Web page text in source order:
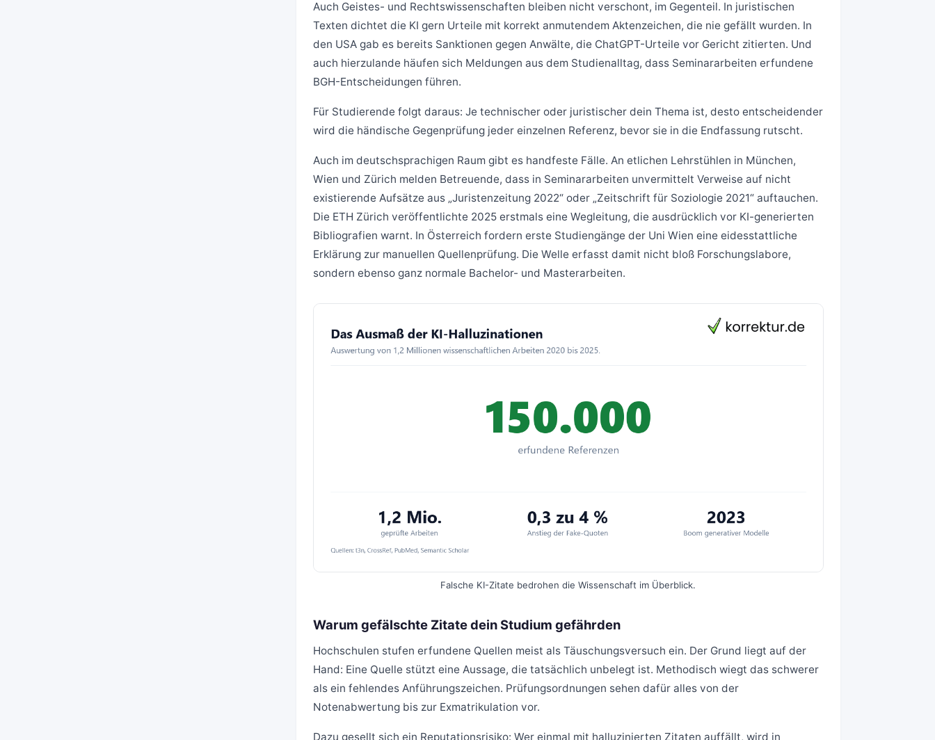
Auch Geistes- und Rechtswissenschaften bleiben nicht verschont, im Gegenteil. In juristischen
Texten dichtet die KI gern Urteile mit korrekt anmutendem Aktenzeichen, die nie gefällt wurden. In
den USA gab es bereits Sanktionen gegen Anwälte, die ChatGPT-Urteile vor Gericht zitierten. Und
auch hierzulande häufen sich Meldungen aus dem Studienalltag, dass Seminararbeiten erfundene
BGH-Entscheidungen führen.
Für Studierende folgt daraus: Je technischer oder juristischer dein Thema ist, desto entscheidender
wird die händische Gegenprüfung jeder einzelnen Referenz, bevor sie in die Endfassung rutscht.
Auch im deutschsprachigen Raum gibt es handfeste Fälle. An etlichen Lehrstühlen in München,
Wien und Zürich melden Betreuende, dass in Seminararbeiten unvermittelt Verweise auf nicht
existierende Aufsätze aus „Juristenzeitung 2022“ oder „Zeitschrift für Soziologie 2021“ auftauchen.
Die ETH Zürich veröffentlichte 2025 erstmals eine Wegleitung, die ausdrücklich vor KI-generierten
Bibliografien warnt. In Österreich fordern erste Studiengänge der Uni Wien eine eidesstattliche
Erklärung zur manuellen Quellenprüfung. Die Welle erfasst damit nicht bloß Forschungslabore,
sondern ebenso ganz normale Bachelor- und Masterarbeiten.
Falsche KI-Zitate bedrohen die Wissenschaft im Überblick.
Warum gefälschte Zitate dein Studium gefährden
Hochschulen stufen erfundene Quellen meist als Täuschungsversuch ein. Der Grund liegt auf der
Hand: Eine Quelle stützt eine Aussage, die tatsächlich unbelegt ist. Methodisch wiegt das schwerer
als ein fehlendes Anführungszeichen. Prüfungsordnungen sehen dafür alles von der
Notenabwertung bis zur Exmatrikulation vor.
Dazu gesellt sich ein Reputationsrisiko: Wer einmal mit halluzinierten Zitaten auffällt, wird in